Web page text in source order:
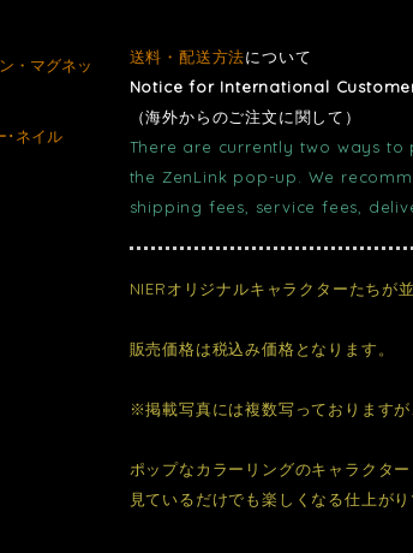
・マグネッ
･ネイル
送料・配送方法について
Notice for International
（海外からのご注文に関して）
There are currently two ways
the ZenLink pop-up. We
shipping fees, service fees,
NIERオリジナルキャラクターたちが
販売価格は税込み価格となります。
※掲載写真には複数写っておりますが
ポップなカラーリングのキャラクタ
見ているだけでも楽しくなる仕上がり